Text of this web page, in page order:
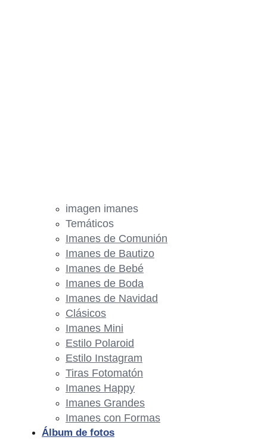
imagen imanes
Temáticos
Imanes de Comunión
Imanes de Bautizo
Imanes de Bebé
Imanes de Boda
Imanes de Navidad
Clásicos
Imanes Mini
Estilo Polaroid
Estilo Instagram
Tiras Fotomatón
Imanes Happy
Imanes Grandes
Imanes con Formas
Álbum de fotos